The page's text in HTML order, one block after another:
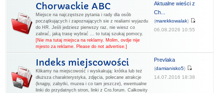
Chorwackie ABC
Miejsce na najczęstsze pytania i rady dla osób
początkujących i zapoznających sie z realiami wyjazdu
do HR. Jeśli jedziesz pierwszy raz, nie wiesz co
zabrać, jaką trasę wybrać ... to tutaj szukaj pomocy.
[Nie ma tutaj miejsca na reklamy. Molim, ovdje nije
mjesto za reklame. Please do not advertise.]
Aktualne wieści z
Ch...
(marekkowalak)
06.08.2026 10:55
Indeks miejscowości
Klikamy na miejscowość i wyskakują: krótka lub też
dłuższa charakterystyka, zdjęcia, polecane atrakcje
(knajpy, zabytki, muzea i co tam jeszcze), ewentualne
linki do przydatnych stron, linki z Cro.forum. Całkowity
Prevlaka
(damianisko5)
14.07.2016 18:38